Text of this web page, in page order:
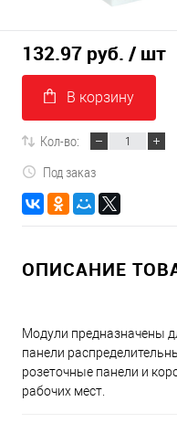
132.97 руб. / шт
В корзину
Кол-во:
Под заказ
ОПИСАНИЕ
Модули предназначены
панели
розеточные панели и
рабочих мест.